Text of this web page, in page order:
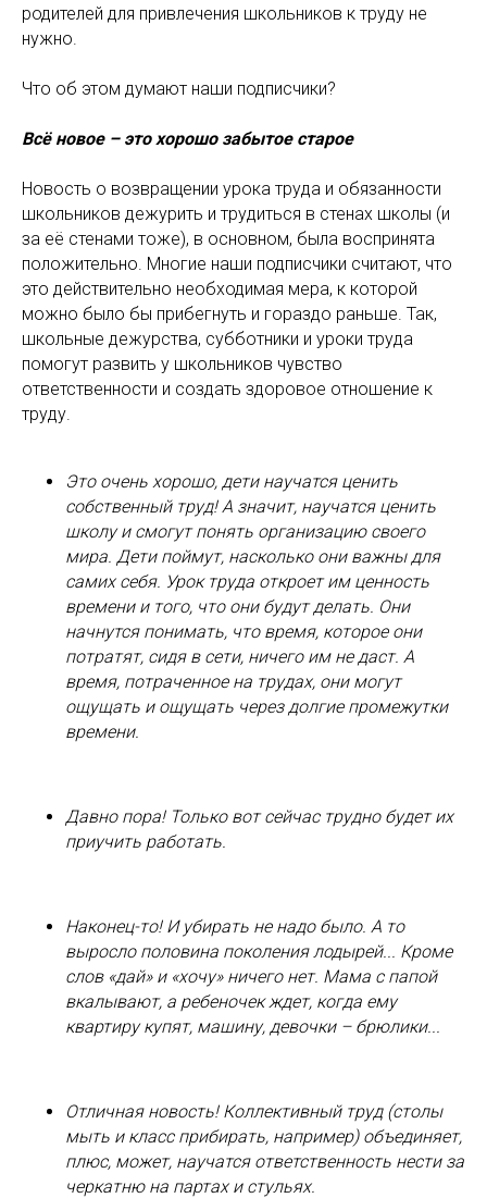
родителей для привлечения школьников к труду не
нужно.
Что об этом думают наши подписчики?
Всё новое – это хорошо забытое старое
Новость о возвращении урока труда и обязанности
школьников дежурить и трудиться в стенах школы (и
за её стенами тоже), в основном, была воспринята
положительно. Многие наши подписчики считают, что
это действительно необходимая мера, к которой
можно было бы прибегнуть и гораздо раньше. Так,
школьные дежурства, субботники и уроки труда
помогут развить у школьников чувство
ответственности и создать здоровое отношение к
труду.
Это очень хорошо, дети научатся ценить
собственный труд! А значит, научатся ценить
школу и смогут понять организацию своего
мира. Дети поймут, насколько они важны для
самих себя. Урок труда откроет им ценность
времени и того, что они будут делать. Они
начнутся понимать, что время, которое они
потратят, сидя в сети, ничего им не даст. А
время, потраченное на трудах, они могут
ощущать и ощущать через долгие промежутки
времени.
Давно пора! Только вот сейчас трудно будет их
приучить работать.
Наконец-то! И убирать не надо было. А то
выросло половина поколения лодырей... Кроме
слов «дай» и «хочу» ничего нет. Мама с папой
вкалывают, а ребеночек ждет, когда ему
квартиру купят, машину, девочки – брюлики...
Отличная новость! Коллективный труд (столы
мыть и класс прибирать, например) объединяет,
плюс, может, научатся ответственность нести за
черкатню на партах и стульях.